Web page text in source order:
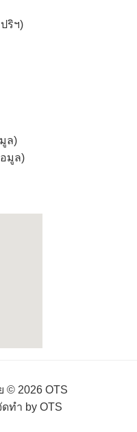
ริฯ)
ล)
มูล)
© 2026 OTS
ทำ by OTS